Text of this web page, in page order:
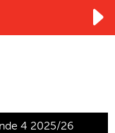
4 2025/26